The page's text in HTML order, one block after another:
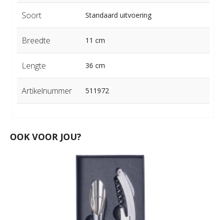
Soort Standaard uitvoering
Breedte 11 cm
Lengte 36 cm
Artikelnummer 511972
OOK VOOR JOU?